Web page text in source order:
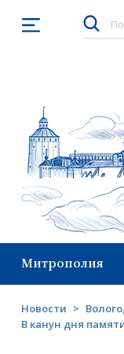
Открыть меню
Митрополия
Новости >
В канун дня